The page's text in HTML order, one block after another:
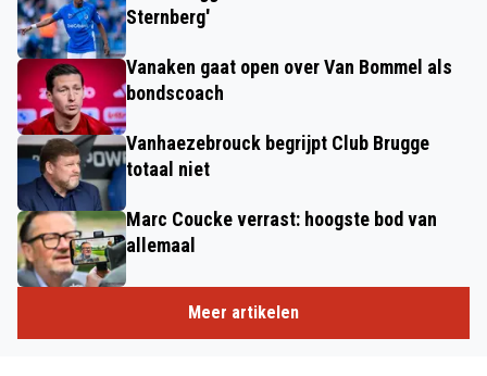
Sternberg'
Vanaken gaat open over Van Bommel als
bondscoach
Vanhaezebrouck begrijpt Club Brugge
totaal niet
Marc Coucke verrast: hoogste bod van
allemaal
Meer artikelen